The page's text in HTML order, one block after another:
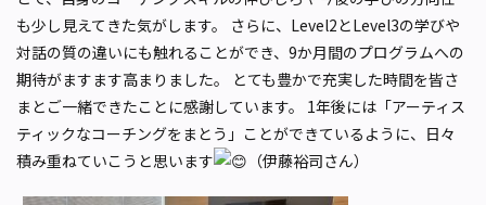
も少し見えてきた気がします。 さらに、Level2とLevel3の学びや
対話の質の違いにも触れることができ、9か月間のプログラムへの
期待がますます高まりました。 とても豊かで充実した時間を皆さ
まとご一緒できたことに感謝しています。 1年後には「アーティス
ティックなコーチングをまとう」ことができているように、日々
積み重ねていこうと思います
（伊藤裕司さん）